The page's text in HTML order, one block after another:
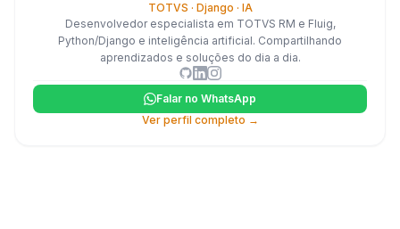
TOTVS · Django · IA
Desenvolvedor especialista em TOTVS RM e Fluig,
Python/Django e inteligência artificial. Compartilhando
aprendizados e soluções do dia a dia.
Falar no WhatsApp
Ver perfil completo →